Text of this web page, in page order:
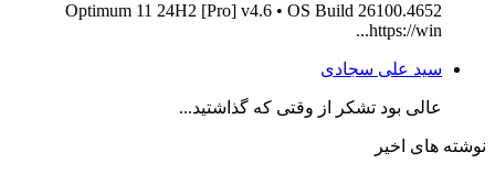
Optimum 11 24H2 [Pro] v4.6 • OS Build 26100.4652
https://win...
سید علی سجادی
عالی بود تشکر از وقتی که گذاشتید...
نوشته های اخیر